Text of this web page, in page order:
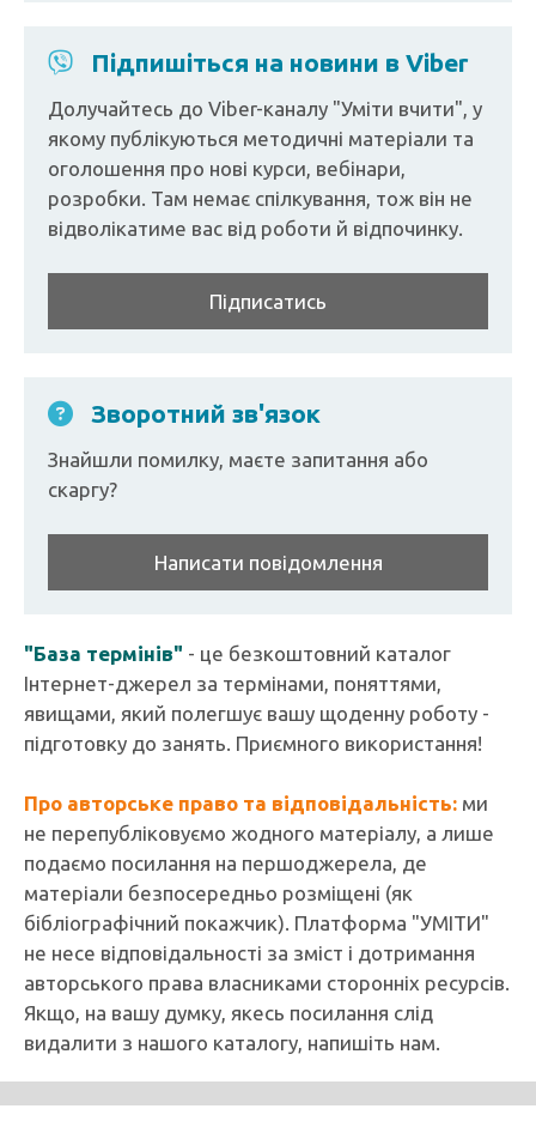
Підпишіться на новини в Viber
Долучайтесь до Viber-каналу "Уміти вчити", у
якому публікуються методичні матеріали та
оголошення про нові курси, вебінари,
розробки. Там немає спілкування, тож він не
відволікатиме вас від роботи й відпочинку.
Підписатись
Зворотний зв'язок
Знайшли помилку, маєте запитання або
скаргу?
Написати повідомлення
"База термінів" - це безкоштовний каталог
Інтернет-джерел за термінами, поняттями,
явищами, який полегшує вашу щоденну роботу -
підготовку до занять. Приємного використання!
Про авторське право та відповідальність: ми
не перепубліковуємо жодного матеріалу, а лише
подаємо посилання на першоджерела, де
матеріали безпосередньо розміщені (як
бібліографічний покажчик). Платформа "УМІТИ"
не несе відповідальності за зміст і дотримання
авторського права власниками сторонніх ресурсів.
Якщо, на вашу думку, якесь посилання слід
видалити з нашого каталогу, напишіть нам.